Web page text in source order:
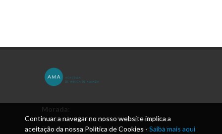
Morada:
Academia de Música de Almada Solar dos
Zagallos Largo António Piano Júnior 2815-
Continuar a navegar no nosso website implica a
aceitação da nossa Política de Cookies - Saiba mais aqui